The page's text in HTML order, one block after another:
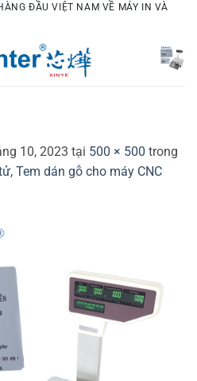
ĐẦU VIỆT NAM VỀ MÁY IN VÀ
10, 2023 tại 500 × 500 trong
Tem dán gỗ cho máy CNC